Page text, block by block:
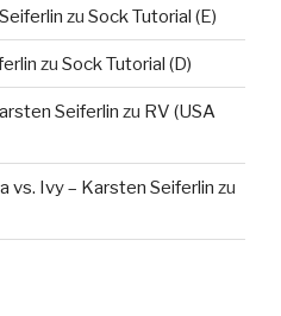
zu Sock Tutorial (E)
zu Sock Tutorial (D)
Seiferlin zu RV (USA
Ivy – Karsten Seiferlin zu